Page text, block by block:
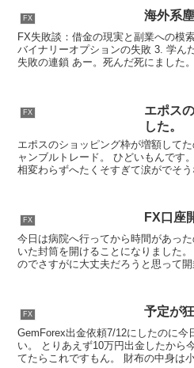
FX 海外系
FX失敗談：借金の現実と副業への模
バイナリーオプションの失敗 3. 学ん
失敗の連鎖 あー。死んだ死にました
FX
エポス
した。
エポスのショッピング枠が増額して
ャンブルトレード。 ひどいもんです
相変わらずへたくそすぎて涙がでそ
FX FX口座
今日は病院へ行ってから時間があっ
いた封筒を開けることになりました
のでさすがに大丈夫だろうと思って
FX 予定が
GemForex出金依頼7/12にしたのに今
い。 とりあえず10万円出金したから
てたらこれですもん。 財布の中身は